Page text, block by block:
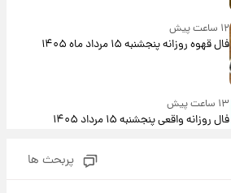
۱۲ ساعت پیش
فال قهوه روزانه پنجشنبه ۱۵ مرداد ماه ۱۴۰۵
۱۳ ساعت پیش
فال روزانه واقعی پنجشنبه ۱۵ مرداد ۱۴۰۵
پربحث ها